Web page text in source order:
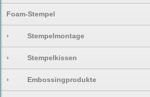
Foam-Stempel
› Stempelmontage
› Stempelkissen
› Embossingprodukte